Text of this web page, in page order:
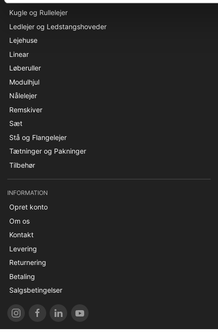
Kugle og Rullelejer
Ledlejer og Ledstangshoveder
Lejehuse
Linear
Løberuller
Modulhjul
Nålelejer
Remskiver
Sæt
Stå og Flangelejer
Tætninger og Pakninger
Tilbehør
INFORMATION
Opret konto
Om os
Kontakt
Levering
Returnering
Betaling
Salgsbetingelser